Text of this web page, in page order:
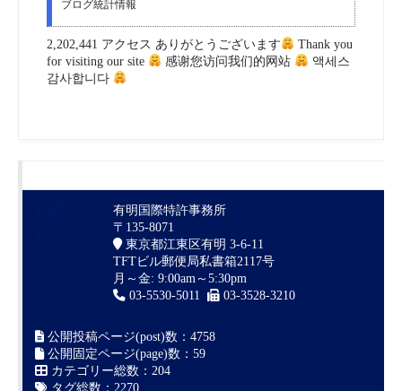
ブログ統計情報
2,202,441 アクセス ありがとうございます
Thank you
for visiting our site
感谢您访问我们的网站
액세스
감사합니다
有明国際特許事務所
〒135-8071
東京都江東区有明 3-6-11
TFTビル郵便局私書箱2117号
月～金: 9:00am～5:30pm
03-5530-5011
03-3528-3210
公開投稿ページ(post)数：4758
公開固定ページ(page)数：59
カテゴリー総数：204
タグ総数：2270